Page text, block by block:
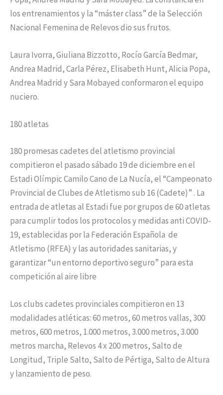
los entrenamientos y la “máster class” de la Selección
Nacional Femenina de Relevos dio sus frutos.
Laura Ivorra, Giuliana Bizzotto, Rocío García Bedmar,
Andrea Madrid, Carla Pérez, Elisabeth Hunt, Alicia Popa,
Andrea Madrid y Sara Mobayed conformaron el equipo
nuciero.
180 atletas
180 promesas cadetes del atletismo provincial
compitieron el pasado sábado 19 de diciembre en el
Estadi Olímpic Camilo Cano de La Nucía, el “Campeonato
Provincial de Clubes de Atletismo sub 16 (Cadete)” . La
entrada de atletas al Estadi fue por grupos de 60 atletas
para cumplir todos los protocolos y medidas anti COVID-
19, establecidas por la Federación Española de
Atletismo (RFEA) y las autoridades sanitarias, y
garantizar “un entorno deportivo seguro” para esta
competición al aire libre
Los clubs cadetes provinciales compitieron en 13
modalidades atléticas: 60 metros, 60 metros vallas, 300
metros, 600 metros, 1.000 metros, 3.000 metros, 3.000
metros marcha, Relevos 4 x 200 metros, Salto de
Longitud, Triple Salto, Salto de Pértiga, Salto de Altura
y lanzamiento de peso.